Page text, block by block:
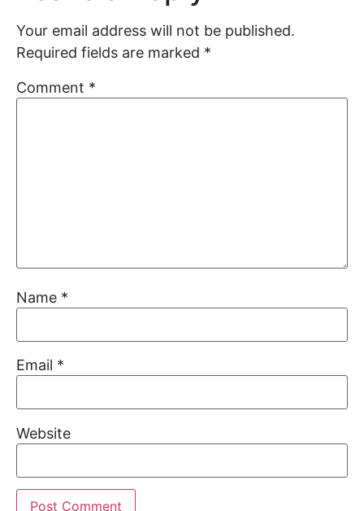
Your email address will not be published.
Required fields are marked *
Comment *
Name *
Email *
Website